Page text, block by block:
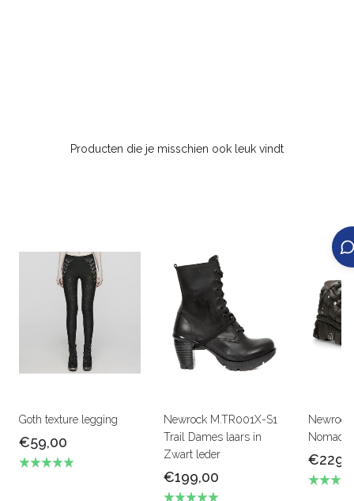
Producten die je misschien ook leuk vindt
Goth texture legging
€59,00
Newrock M.TR001X-S1
Trail Dames laars in
Zwart leder
€199,00
Nomada